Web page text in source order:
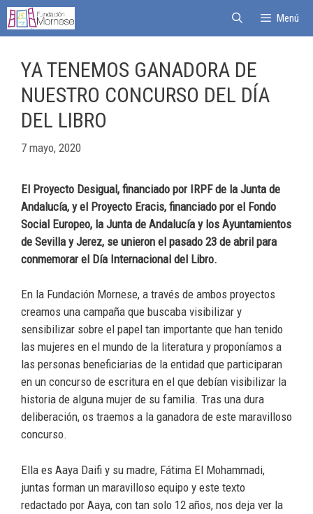
Menú
YA TENEMOS GANADORA DE
NUESTRO CONCURSO DEL DÍA
DEL LIBRO
7 mayo, 2020
El Proyecto Desigual, financiado por IRPF de la Junta de
Andalucía, y el Proyecto Eracis, financiado por el Fondo
Social Europeo, la Junta de Andalucía y los Ayuntamientos
de Sevilla y Jerez, se unieron el pasado 23 de abril para
conmemorar el Día Internacional del Libro.
En la Fundación Mornese, a través de ambos proyectos
creamos una campaña que buscaba visibilizar y
sensibilizar sobre el papel tan importante que han tenido
las mujeres en el mundo de la literatura y proponíamos a
las personas beneficiarias de la entidad que participaran
en un concurso de escritura en el que debían visibilizar la
historia de alguna mujer de su familia. Tras una dura
deliberación, os traemos a la ganadora de este maravilloso
concurso.
Ella es Aaya Daifi y su madre, Fátima El Mohammadi,
juntas forman un maravilloso equipo y este texto
redactado por Aaya, con tan solo 12 años, nos deja ver la